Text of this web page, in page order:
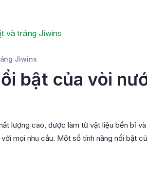
Jiwins
bật của vòi
lượng cao, được làm từ vật liệu bền bỉ
mọi nhu cầu. Một số tính năng nổi bật